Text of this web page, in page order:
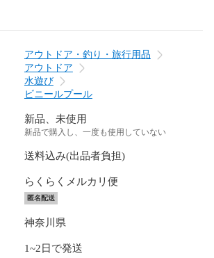
アウトドア・釣り・旅行用品
アウトドア
水遊び
ビニールプール
新品、未使用
新品で購入し、一度も使用していない
送料込み(出品者負担)
らくらくメルカリ便
匿名配送
神奈川県
1~2日で発送